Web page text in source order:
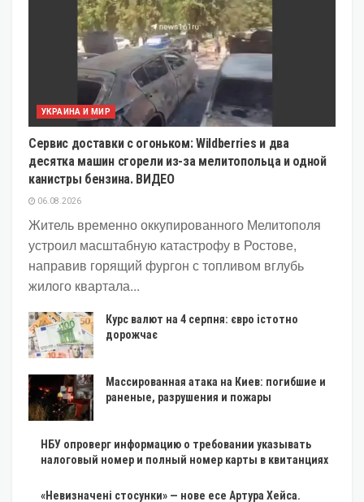
УКРАИНА И МИР
Сервис доставки с огоньком: Wildberries и два
десятка машин сгорели из-за мелитопольца и одной
канистры бензина. ВИДЕО
06.08.2026
Житель временно оккупированного Мелитополя
устроил масштабную катастрофу в Ростове,
направив горящий фургон с топливом вглубь
жилого квартала...
Курс валют на 4 серпня: євро істотно
дорожчає
Массированная атака на Киев: погибшие и
раненые, разрушения и пожары
НБУ опроверг информацию о требовании указывать
налоговый номер и полный номер карты в квитанциях
«Невизначені стосунки» — нове есе Артура Хейса.